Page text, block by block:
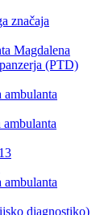
značaja
Magdalena
(PTD)
ambulanta
ambulanta
diagnostiko)